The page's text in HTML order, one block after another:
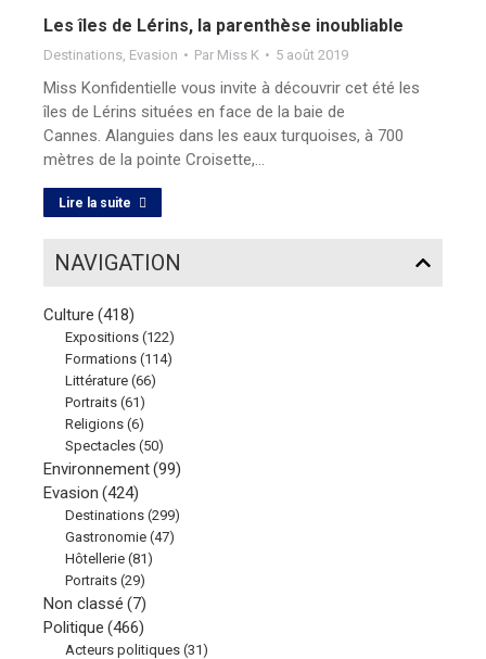
Les îles de Lérins, la parenthèse inoubliable
Destinations, Evasion Par Miss K 5 août 2019
Miss Konfidentielle vous invite à découvrir cet été les
îles de Lérins situées en face de la baie de
Cannes. Alanguies dans les eaux turquoises, à 700
mètres de la pointe Croisette,…
Lire la suite
NAVIGATION
Culture (418)
Expositions (122)
Formations (114)
Littérature (66)
Portraits (61)
Religions (6)
Spectacles (50)
Environnement(99)
Evasion (424)
Destinations (299)
Gastronomie (47)
Hôtellerie (81)
Portraits (29)
Non classé (7)
Politique (466)
Acteurs politiques (31)